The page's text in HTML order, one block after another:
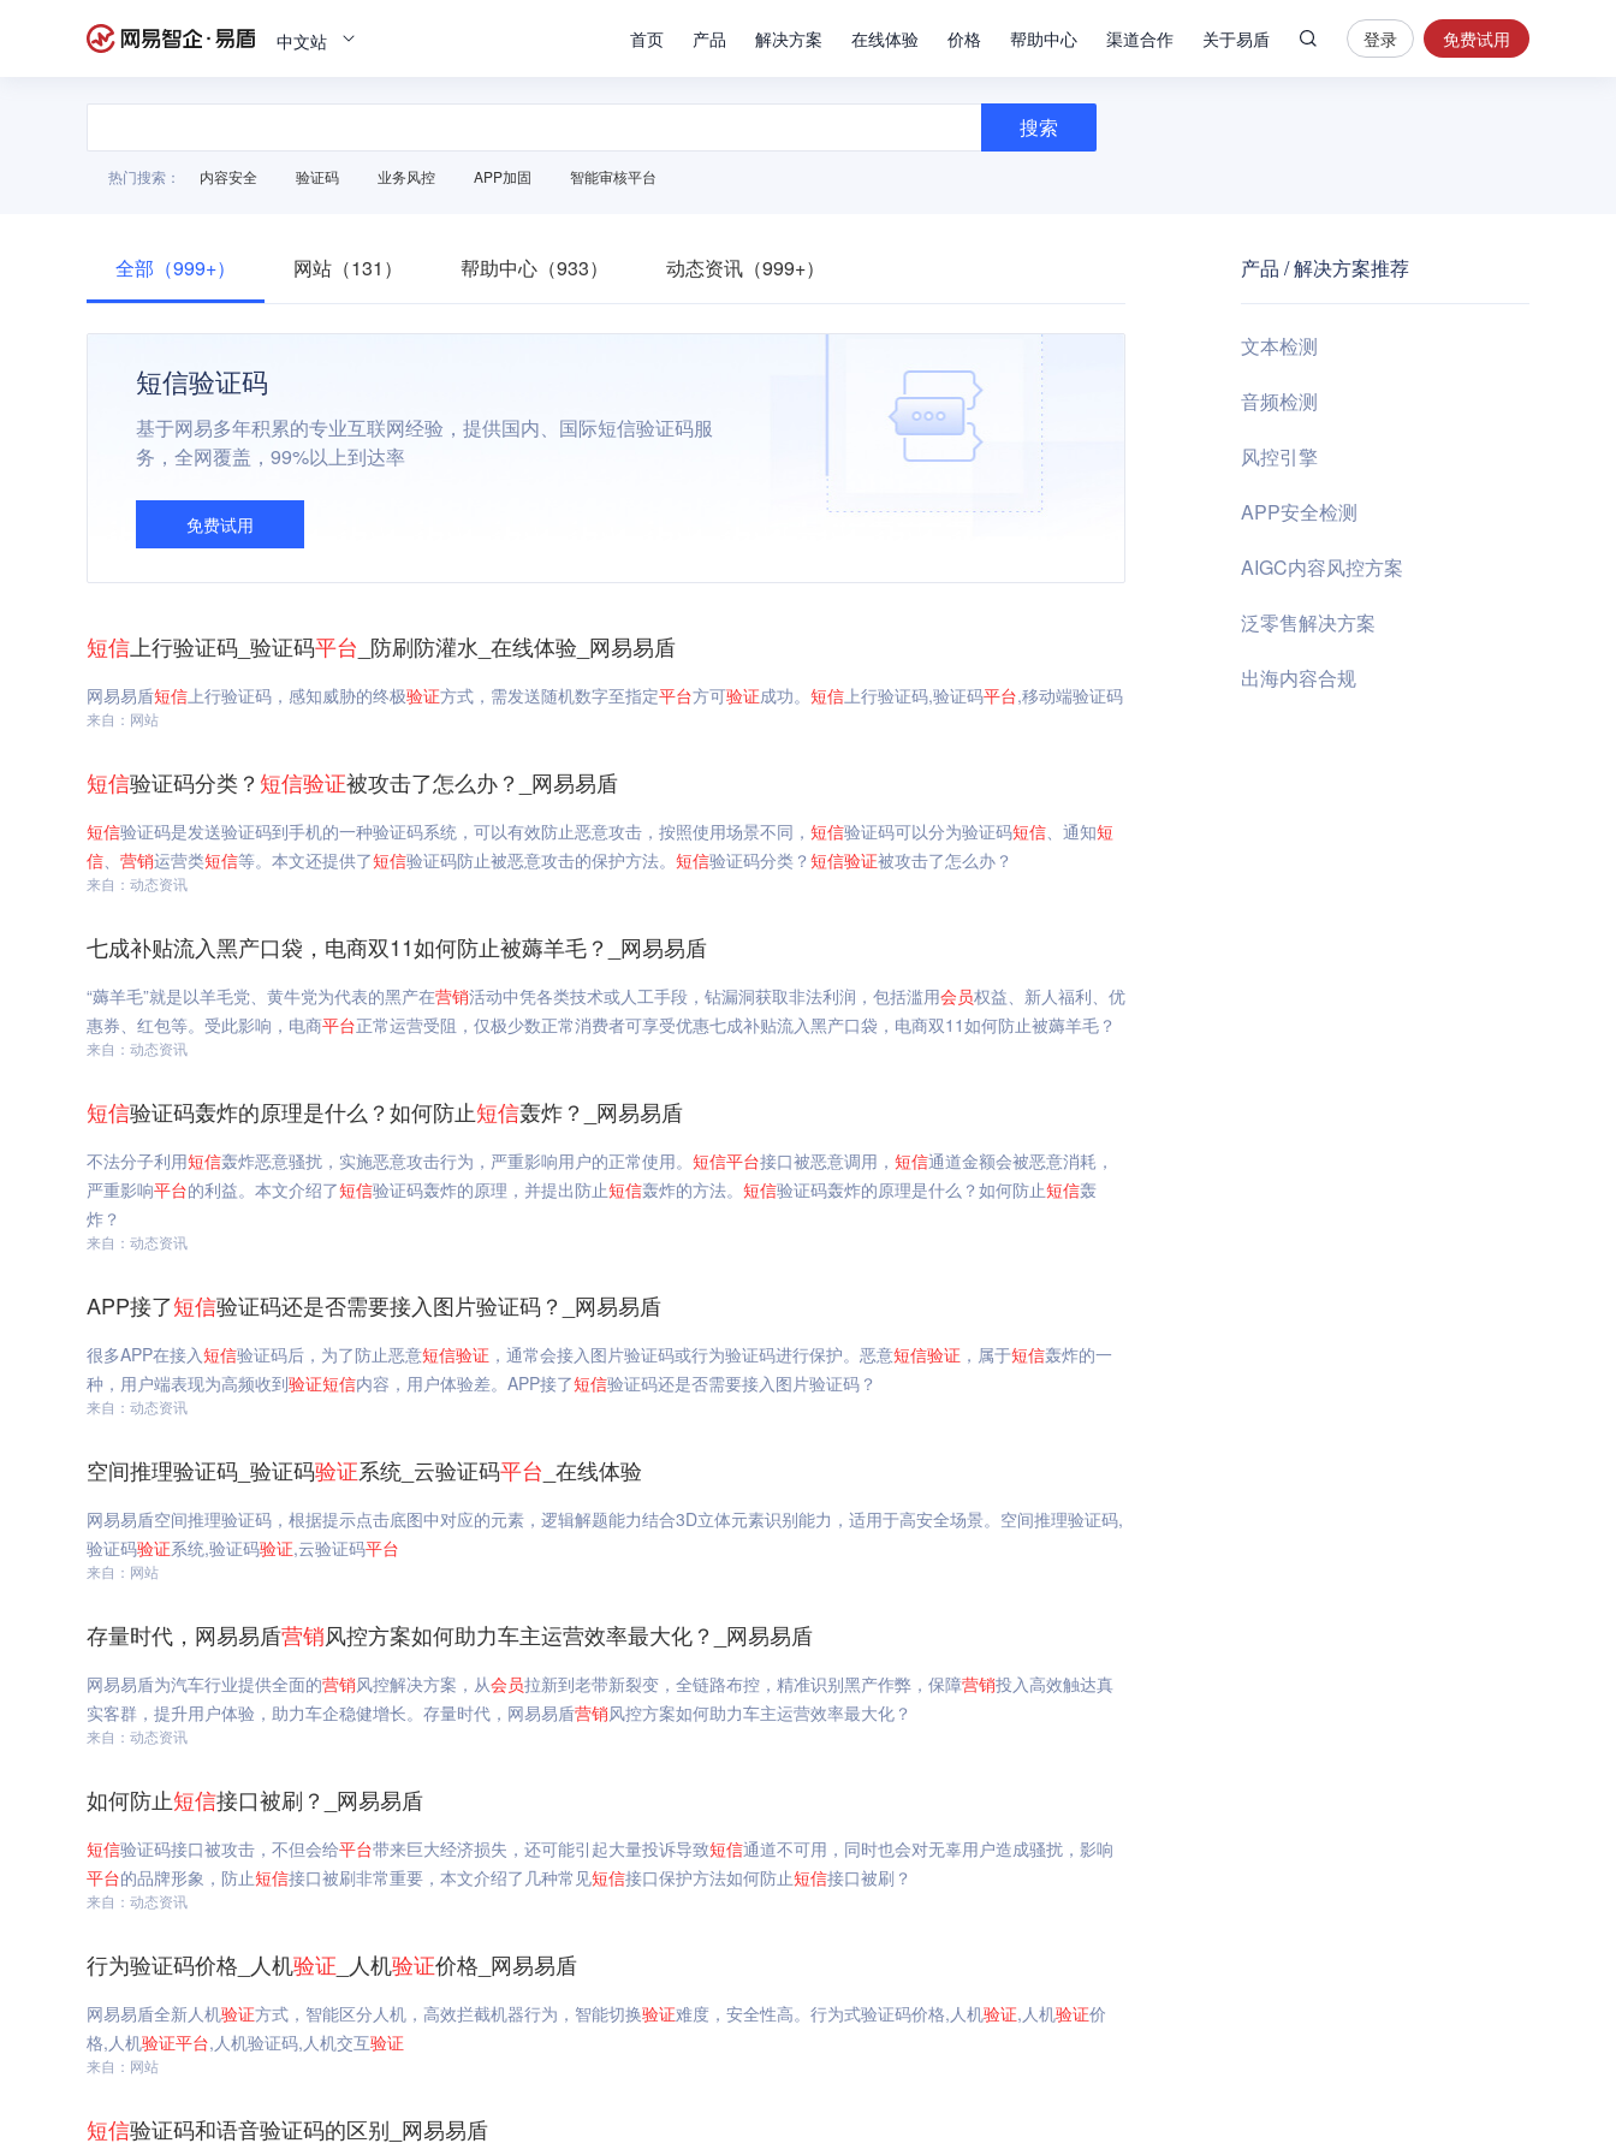
中文站 首页 产品 解决方案 在线体验 价格 帮助中心 渠道合作 关于易盾
安
全
控
登录 免费试用
搜索
热门搜索： 内容安全 验证码 业务风控 APP加固 智能审核平台
全部（999+） 网站（131） 帮助中心（933） 动态资讯（999+）
短信验证码
基于网易多年积累的专业互联网经验，提供国内、国际短信验证码服
务，全网覆盖，99%以上到达率
免费试用
短信 上行验证码_验证码平台 _防刷防灌水_在线体验_网易易盾
网易易盾短信上行验证码，感知威胁的终极验证方式，需发送随机数字至指定平台方可验证成功。 短信上行验证码,验证码平台,移动端验证码
来自：网站
短信验证码分类？短信验证被攻击了怎么办？_网易易盾
短信验证码是发送验证码到手机的一种验证码系统，可以有效防止恶意攻击，按照使用场景不同， 短信验证码可以分为验证码短信、通知短
信、 营销运营类短信等。本文还提供了短信验证码防止被恶意攻击的保护方法。 短信验证码分类？ 短信验证被攻击了怎么办？
来自：动态资讯
七成补贴流入黑产口袋，电商双11如何防止被薅羊毛？_网易易盾
“薅羊毛”就是以羊毛党、黄牛党为代表的黑产在营销活动中凭各类技术或人工手段，钻漏洞获取非法利润，包括滥用会员权益、新人福利、优
惠券、红包等。受此影响，电商平台正常运营受阻，仅极少数正常消费者可享受优惠七成补贴流入黑产口袋，电商双11如何防止被薅羊毛？
来自：动态资讯
短信验证码轰炸的原理是什么？如何防止短信轰炸？_网易易盾
不法分子利用短信轰炸恶意骚扰，实施恶意攻击行为，严重影响用户的正常使用。 短信平台接口被恶意调用， 短信通道金额会被恶意消耗，
严重影响平台的利益。本文介绍了短信验证码轰炸的原理，并提出防止短信轰炸的方法。 短信验证码轰炸的原理是什么？如何防止短信轰
炸？
来自：动态资讯
APP接了短信验证码还是否需要接入图片验证码？_网易易盾
很多APP在接入短信验证码后，为了防止恶意短信验证 ，通常会接入图片验证码或行为验证码进行保护。恶意短信验证 ，属于短信轰炸的一
种，用户端表现为高频收到验证短信内容，用户体验差。APP接了短信验证码还是否需要接入图片验证码？
来自：动态资讯
空间推理验证码_验证码验证系统_云验证码平台 _在线体验
网易易盾空间推理验证码，根据提示点击底图中对应的元素，逻辑解题能力结合3D立体元素识别能力，适用于高安全场景。空间推理验证码,
验证码验证系统,验证码验证,云验证码平台
来自：网站
存量时代，网易易盾营销风控方案如何助力车主运营效率最大化？_网易易盾
网易易盾为汽车行业提供全面的营销风控解决方案，从会员拉新到老带新裂变，全链路布控，精准识别黑产作弊，保障营销投入高效触达真
实客群，提升用户体验，助力车企稳健增长。存量时代，网易易盾营销风控方案如何助力车主运营效率最大化？
来自：动态资讯
如何防止短信接口被刷？_网易易盾
短信验证码接口被攻击，不但会给平台带来巨大经济损失，还可能引起大量投诉导致短信通道不可用，同时也会对无辜用户造成骚扰，影响
平台的品牌形象，防止短信接口被刷非常重要，本文介绍了几种常见短信接口保护方法如何防止短信接口被刷？
来自：动态资讯
行为验证码价格_人机验证 _人机验证价格_网易易盾
网易易盾全新人机验证方式，智能区分人机，高效拦截机器行为，智能切换验证难度，安全性高。行为式验证码价格,人机验证,人机验证价
格,人机验证平台,人机验证码,人机交互验证
来自：网站
短信验证码和语音验证码的区别_网易易盾
产品 / 解决方案推荐
文本检测
音频检测
风控引擎
APP安全检测
AIGC内容风控方案
泛零售解决方案
出海内容合规